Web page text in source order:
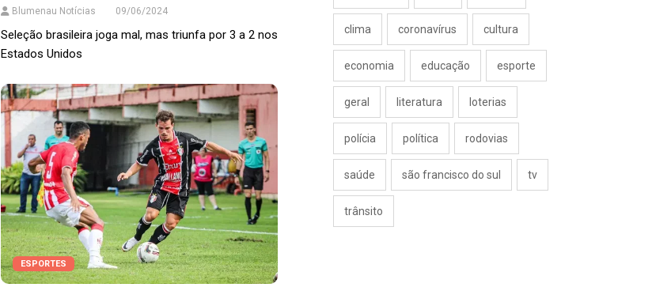
Blumenau Notícias 09/06/2024
Seleção brasileira joga mal, mas triunfa por 3 a 2 nos
Estados Unidos
ESPORTES
clima coronavírus cultura
economia educação esporte
geral literatura loterias
polícia política rodovias
saúde são francisco do sul tv
trânsito